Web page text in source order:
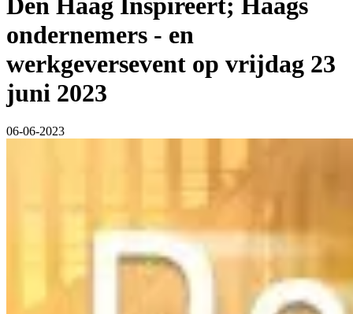
ondernemers - en
werkgeversevent op vrijdag 23
juni 2023
06-06-2023